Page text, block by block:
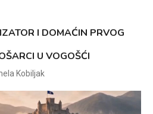
I DOMAĆIN PRVOG
U VOGOŠĆI
Kobiljak